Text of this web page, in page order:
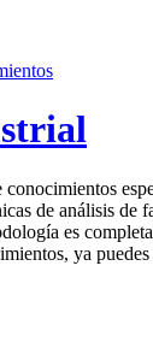
de análisis
es
ya